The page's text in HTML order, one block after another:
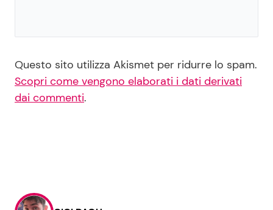
Questo sito utilizza Akismet per ridurre lo spam.
Scopri come vengono elaborati i dati derivati
dai commenti.